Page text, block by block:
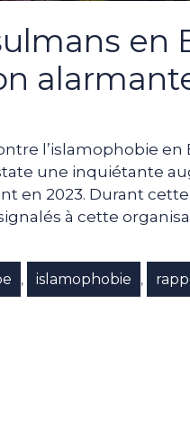
en
l’islamophobie en
une inquiétante
en 2023. Durant
à cette
, islamophobie ,